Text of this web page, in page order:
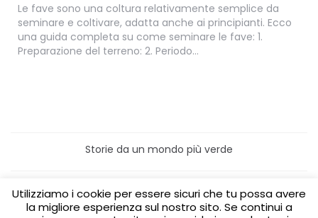
Le fave sono una coltura relativamente semplice da
seminare e coltivare, adatta anche ai principianti. Ecco
una guida completa su come seminare le fave: 1.
Preparazione del terreno: 2. Periodo…
Storie da un mondo più verde
Home
Turismo sostenibile
Laboratori/Visite per le scuole
Green content per aziende Media Partner
Utilizziamo i cookie per essere sicuri che tu possa avere
la migliore esperienza sul nostro sito. Se continui a